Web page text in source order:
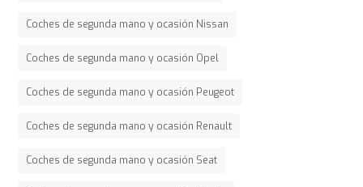
Coches de segunda mano y ocasión Nissan
Coches de segunda mano y ocasión Opel
Coches de segunda mano y ocasión Peugeot
Coches de segunda mano y ocasión Renault
Coches de segunda mano y ocasión Seat